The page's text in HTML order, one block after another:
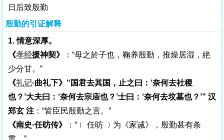
日后致殷勤
殷勤的引证解释
1. 情意深厚。
《孝经援神契》
：“母之於子也，鞠养殷勤，推燥居湿，絶
少分甘。”
《礼记·曲礼下》“国君去其国，止之曰：‘奈何去社稷
也？’大夫曰：‘奈何去宗庙也？’士曰：‘奈何去坟墓也？’” 汉
郑玄 注 ：“皆臣民殷勤之言。”
《南史·任昉传》
：“﹝ 任昉 ﹞为《家诫》，殷勤甚有条